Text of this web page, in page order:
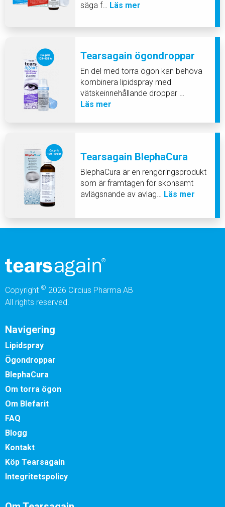
säga f… Läs mer
Tearsagain ögondroppar
En del med torra ögon kan behöva
kombinera lipidspray med
vätskeinnehållande droppar …
Läs mer
Tearsagain BlephaCura
BlephaCura är en rengöringsprodukt
som är framtagen för skonsamt
avlägsnande av avlag… Läs mer
Copyright © 2026 Circius Pharma AB
All rights reserved.
Navigering
Lipidspray
Ögondroppar
BlephaCura
Om torra ögon
Om Blefarit
FAQ
Blogg
Kontakt
Köp Tearsagain
Integritetspolicy